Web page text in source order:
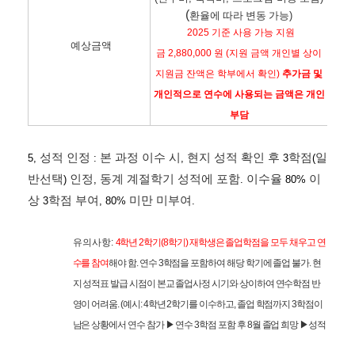
예상금액
(환율에 따라 변동 가능)
2025기준 사용 가능 지원
금 2,880,000 원 (지원 금액 개인별 상이
지원금 잔액은 학부에서 확인) 추가금 및
개인적으로 연수에 사용되는 금액은 개인
부담
5, 성적 인정 : 본 과정 이수 시 , 현지 성적 확인 후 3학점(일
반선택) 인정 , 동계 계절학기 성적에 포함. 이수율 80% 이
상 3학점 부여 , 80% 미만 미부여 .
유의사항: 4학년2학기(8학기 )재학생은 졸업학점을 모두 채우고 연
수를 참여해야 함.연수3학점을 포함하여 해당 학기에 졸업 불가.현
지 성적표 발급 시점이 본교 졸업사정 시기와 상이하여 연수학점 반
영이 어려움. (예시 : 4학년2학기를 이수하고,졸업 학점까지3학점이
남은 상황에서 연수 참가 ▶ 연수3학점 포함 후8월 졸업 희망 ▶성적